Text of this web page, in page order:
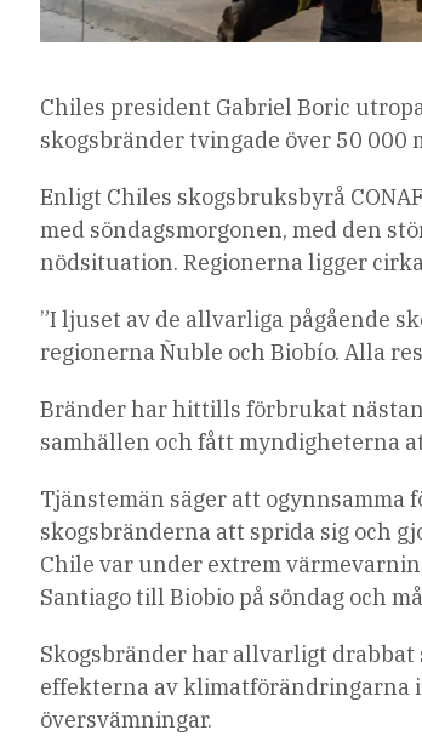
Chiles president Gabriel Boric
skogsbränder tvingade över 50 000
Enligt Chiles skogsbruksbyrå
med söndagsmorgonen, med den
nödsituation. Regionerna ligger
”I ljuset av de allvarliga pågående
regionerna Ñuble och Biobío. Alla
Bränder har hittills förbrukat
samhällen och fått myndigheterna
Tjänstemän säger att
skogsbränderna att sprida sig och
Chile var under extrem
Santiago till Biobio på söndag och
Skogsbränder har allvarligt drabbat
effekterna av klimatförändringarna
översvämningar.